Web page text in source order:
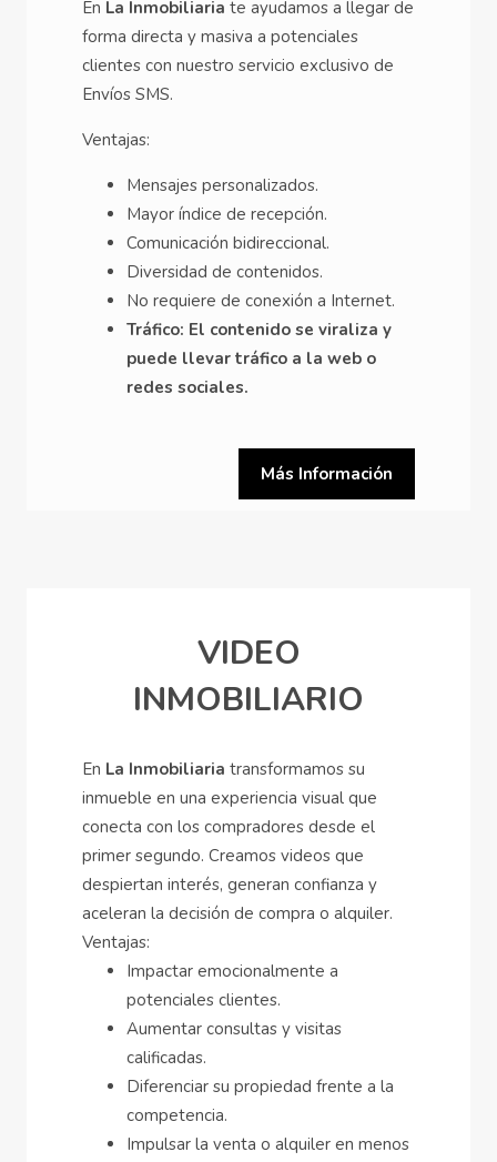
En La Inmobiliaria te ayudamos a llegar de
forma directa y masiva a potenciales
clientes con nuestro servicio exclusivo de
Envíos SMS.
Ventajas:
Mensajes personalizados.
Mayor índice de recepción.
Comunicación bidireccional.
Diversidad de contenidos.
No requiere de conexión a Internet.
Tráfico: El contenido se viraliza y
puede llevar tráfico a la web o
redes sociales.
Más Información
VIDEO
INMOBILIARIO
En La Inmobiliaria transformamos su
inmueble en una experiencia visual que
conecta con los compradores desde el
primer segundo. Creamos videos que
despiertan interés, generan confianza y
aceleran la decisión de compra o alquiler.
Ventajas:
Impactar emocionalmente a
potenciales clientes.
Aumentar consultas y visitas
calificadas.
Diferenciar su propiedad frente a la
competencia.
Impulsar la venta o alquiler en menos